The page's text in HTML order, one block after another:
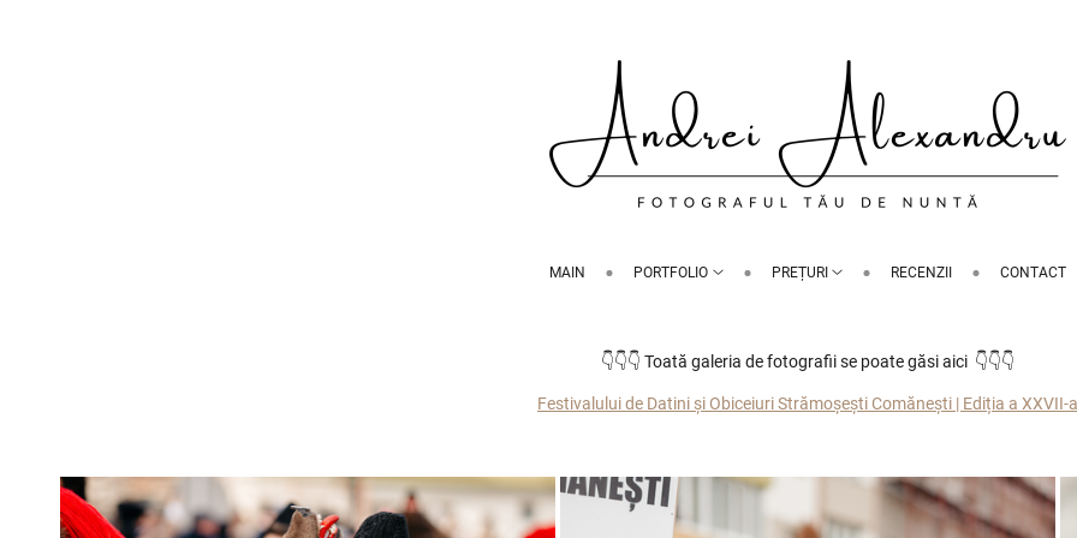
MAIN PORTFOLIO PREȚURI RECENZII CONTACT
👇👇👇 Toată galeria de fotografii se poate găsi aici 👇👇👇
Festivalului de Datini și Obiceiuri Strămoșești Comănești | Ediția a XXVII-a